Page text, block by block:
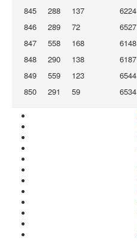
845
288 137 6224
846
289 72 6527
847
558 168 6148
848
290 138 6187
849
559 123 6544
850
291 59 6534